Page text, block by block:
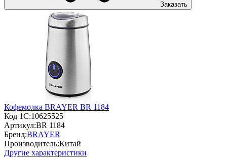
Заказать
Кофемолка BRAYER BR 1184
Код 1С:10625525
Артикул:BR 1184
Бренд:BRAYER
Производитель:Китай
Другие характеристики